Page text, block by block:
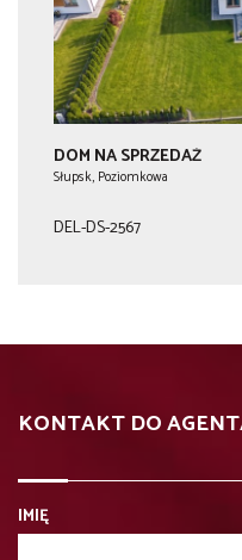
DOM NA SPRZEDAŻ
Słupsk, Poziomkowa
DEL-DS-2567
KONTAKT DO
IMIĘ